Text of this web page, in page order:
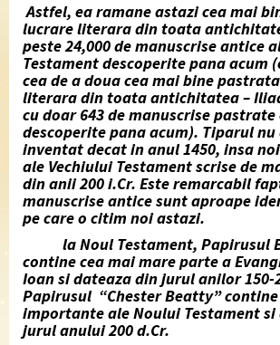
Astfel, ea ramane astazi cea mai
lucrare literara din toata
peste 24,000 de manuscrise antice
Testament descoperite pana acum
cea de a doua cea mai bine
literara din toata antichitatea –
cu doar 643 de manuscrise
descoperite pana acum). Tiparul
inventat decat in anul 1450, insa
ale Vechiului Testament scrise de
din anii 200 i.Cr. Este remarcabil
manuscrise antice sunt aproape
pe care o citim noi astazi.
la Noul Testament, Papirusul
contine cea mai mare parte a
Ioan si dateaza din jurul anilor 150-
Papirusul “Chester Beatty”
importante ale Noului Testament
jurul anului 200 d.Cr.